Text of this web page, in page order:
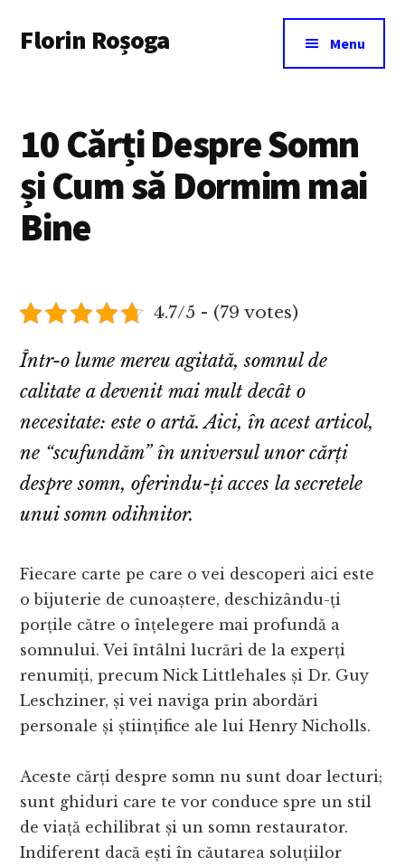
main
menu
Florin Roșoga Menu
10 Cărți Despre Somn
și Cum să Dormim mai
Bine
4.7/5 - (79 votes)
Într-o lume mereu agitată, somnul de
calitate a devenit mai mult decât o
necesitate: este o artă. Aici, în acest articol,
ne “scufundăm” în universul unor cărți
despre somn, oferindu-ți acces la secretele
unui somn odihnitor.
Fiecare carte pe care o vei descoperi aici este
o bijuterie de cunoaștere, deschizându-ți
porțile către o înțelegere mai profundă a
somnului. Vei întâlni lucrări de la experți
renumiți, precum Nick Littlehales și Dr. Guy
Leschziner, și vei naviga prin abordări
personale și științifice ale lui Henry Nicholls.
Aceste cărți despre somn nu sunt doar lecturi;
sunt ghiduri care te vor conduce spre un stil
de viață echilibrat și un somn restaurator.
Indiferent dacă ești în căutarea soluțiilor